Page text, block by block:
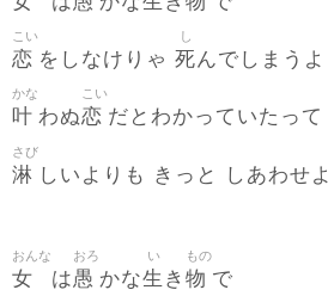
恋
こい
をしなけりゃ 死
し
んでしまうよ
叶
かな
わぬ恋
こい
だとわかっていたって
淋
さび
しいよりも きっと しあわせよ
女
おんな
は愚
おろ
かな生
い
き 物
もの
で